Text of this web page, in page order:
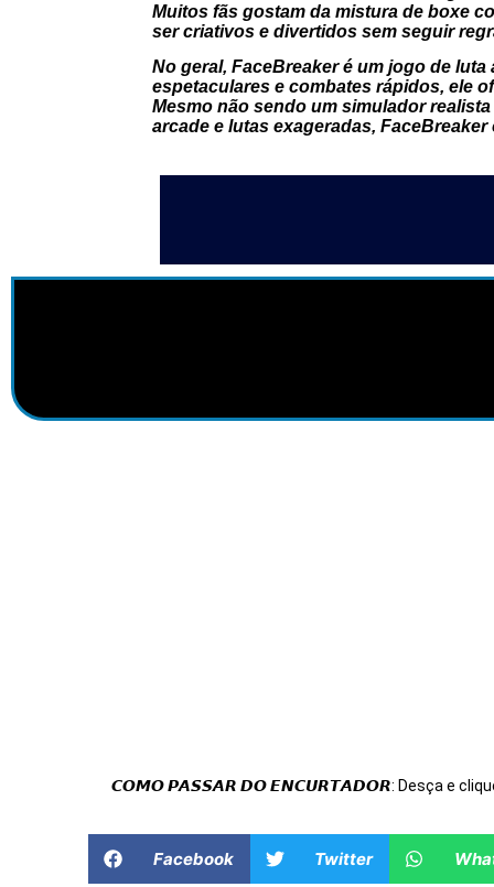
Muitos fãs gostam da mistura de boxe
ser criativos e divertidos sem seguir
No geral, FaceBreaker é um jogo de
espetaculares e combates rápidos, ele
Mesmo não sendo um simulador
arcade e lutas exageradas,
𝘾𝙊𝙈𝙊 𝙋𝘼𝙎𝙎𝘼𝙍 𝘿𝙊 𝙀𝙉𝘾𝙐𝙍𝙏𝘼𝘿𝙊𝙍: Desça e clique
Facebook Twitter